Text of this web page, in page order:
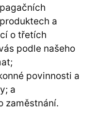
a
o třetích
podle našeho
povinnosti a
a
zaměstnání.